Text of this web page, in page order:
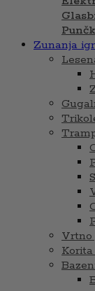
Zunanja
Vrtno